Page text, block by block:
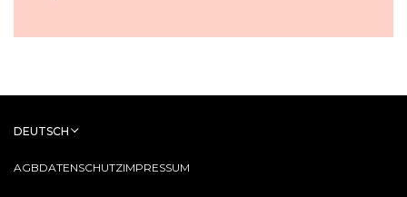
AGBDATENSCHUTZIMPRESSUM
DEUTSCH